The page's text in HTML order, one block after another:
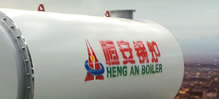
质锅炉
生物质热水
列热风炉
真空热水锅炉
燃甲醇(醇基燃料)真
题